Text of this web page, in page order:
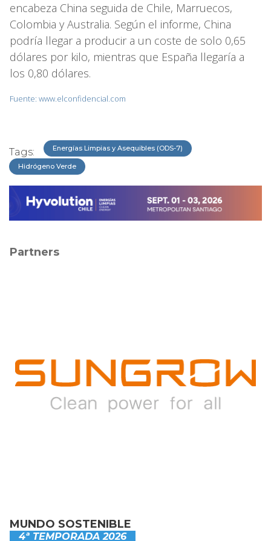
encabeza China seguida de Chile, Marruecos,
Colombia y Australia. Según el informe, China
podría llegar a producir a un coste de solo 0,65
dólares por kilo, mientras que España llegaría a
los 0,80 dólares.
Fuente: www.elconfidencial.com
Tags: Energías Limpias y Asequibles (ODS-7)
Hidrógeno Verde
Partners
MUNDO SOSTENIBLE
4ª TEMPORADA 2026